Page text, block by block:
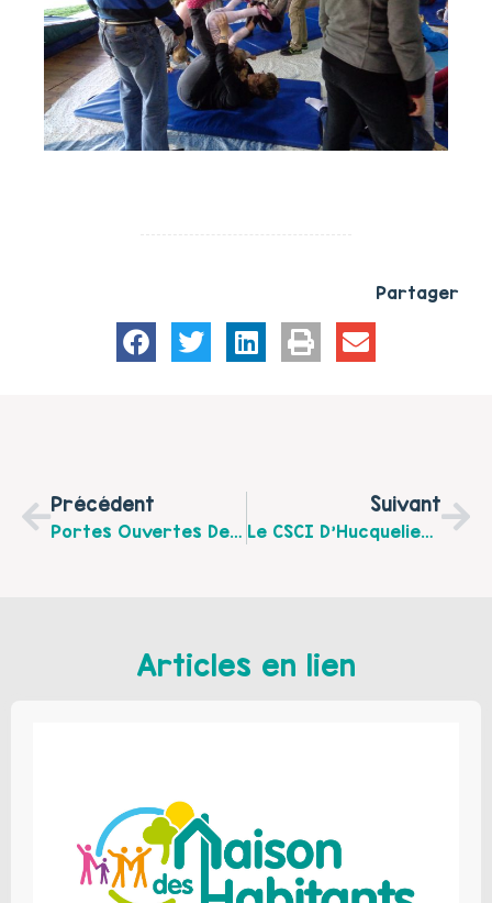
Partager
Précédent
Portes Ouvertes De L’association Anim’O Vert À Auchy-Lès-Hesdin Le Dimanche 14 Mai 2017 De 10 H À 18 H
Suivant
Le CSCI D’Hucqueliers Et Environs Propose Une Sortie En Famille Le Dimanche 14 Mai 2017 De 8h30 À 17h
Articles en lien